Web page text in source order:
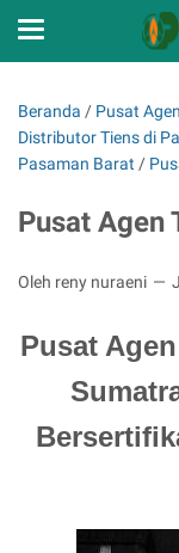
Beranda / Pusat
Distributor Tiens di
Pasaman Barat /
Pusat Agen
Oleh reny nuraeni
Pusat